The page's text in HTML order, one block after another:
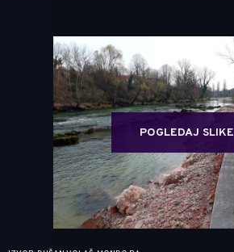
POGLEDAJ SLIKE